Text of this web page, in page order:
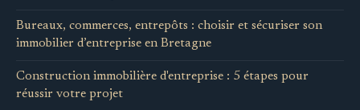
Bureaux, commerces, entrepôts : choisir et sécuriser son
immobilier d’entreprise en Bretagne
Construction immobilière d'entreprise : 5 étapes pour
réussir votre projet